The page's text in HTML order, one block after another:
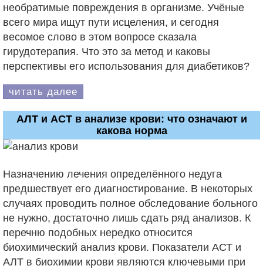
необратимые повреждения в организме. Учёные
всего мира ищут пути исцеления, и сегодня
весомое слово в этом вопросе сказала
гирудотерапия. Что это за метод и каковы
перспективы его использования для диабетиков?
читать далее
АЛТ и АСТ в анализе крови: что означают и
какова норма
Назначению лечения определённого недуга
предшествует его диагностирование. В некоторых
случаях проводить полное обследование больного
не нужно, достаточно лишь сдать ряд анализов. К
перечню подобных нередко относится
биохимический анализ крови. Показатели АСТ и
АЛТ в биохимии крови являются ключевыми при